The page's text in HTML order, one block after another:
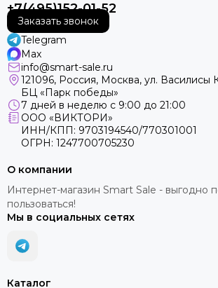
+7(495)152-01-52
Заказать звонок
Telegram
Max
info@smart-sale.ru
121096, Россия, Москва, ул. Василисы
БЦ «Парк победы»
7 дней в неделю с 9:00 до 21:00
ООО «ВИКТОРИ»
ИНН/КПП: 9703194540/770301001
ОГРН: 1247700705230
Каталог
О компании
Интернет-магазин Smart Sale - выгодно
пользоваться!
Мы в социальных сетях